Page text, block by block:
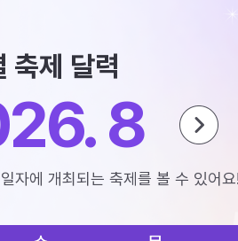
축제 달력
8
자에 개최되는 축제를 볼 수 있어